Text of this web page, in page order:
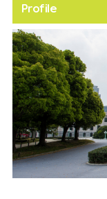
Profile